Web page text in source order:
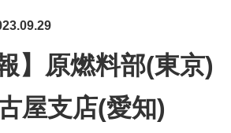
商会 会
ス
潤滑油
給油カード
(ガソリンカード)
】原燃料部(東京)
屋支店(愛知)